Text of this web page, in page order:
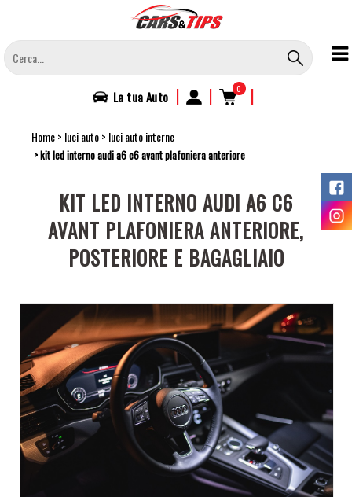
contenuto
principale
La tuaAuto | | 0 |
Home luci auto luci auto interne
kit led interno audi a6 c6 avant plafoniera anteriore
KIT LED INTERNO AUDI A6 C6
AVANT PLAFONIERA ANTERIORE,
POSTERIORE E BAGAGLIAIO